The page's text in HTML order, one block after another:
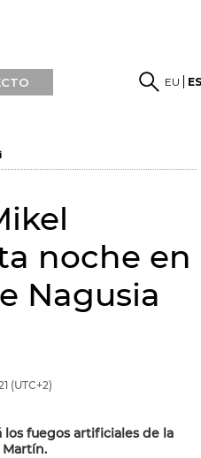
EU
noche en
Nagusia
(UTC+2)
fuegos artificiales de la